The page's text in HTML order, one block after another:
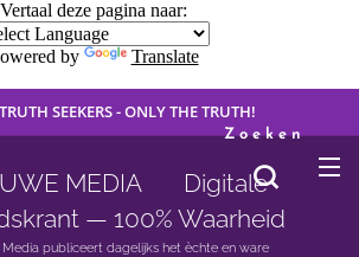
Vertaal deze pagina naar:
by Translate
SEEKERS - ONLY THE TRUTH!
MEDIA 🟣 Digitale
— 100% Waarheid
Media publiceert dagelijks het èchte en ware
Zoeken